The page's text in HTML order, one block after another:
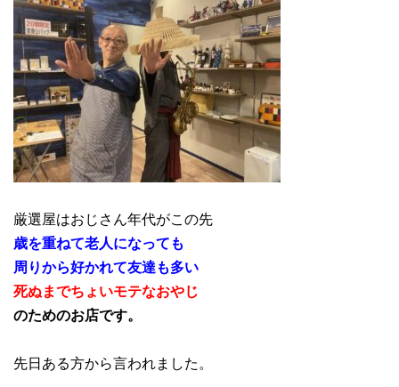
厳選屋はおじさん年代がこの先
歳を重ねて老人になっても
周りから好かれて友達も多い
死ぬまでちょいモテなおやじ
のためのお店です。
先日ある方から言われました。